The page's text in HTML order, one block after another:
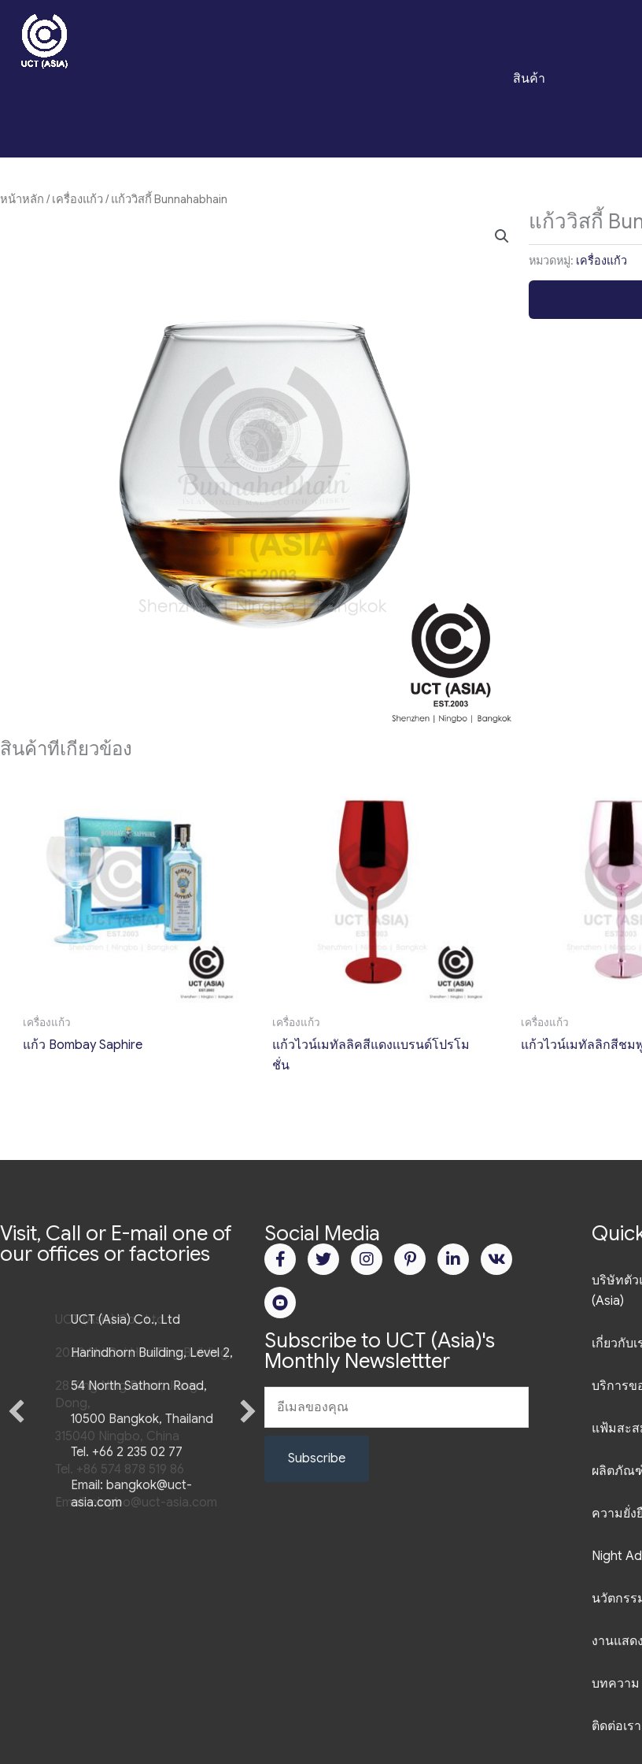
content
สินค้า
หน้าหลัก /เครื่องแก้ว / แก้ววิสกี้ Bunnahabhain
แก้ววิสกี้
หมวดหมู่: เครื่องแก้ว
สินค้าที่เกี่ยวข้อง
เครื่องแก้ว
แก้ว Bombay Saphire
เครื่องแก้ว
แก้วไวน์เมทัลลิคสีแดงเเบรนด์โปรโม
ชั่น
เครื่องแก้ว
แก้วไวน์เมทัลลิกสีชม
Visit, Call or E-mail one of
our offices or factories
UCT (Asia) Co., Ltd
Harindhorn Building, Level 2,
54 North Sathorn Road,
10500 Bangkok, Thailand
Tel. +66 2 235 02 77
Email: bangkok@uct-
asia.com
UCT (Asia) Co., Ltd
2020 Shi Dai Hua Ting Building
28 Xing Ning Road, Jiang
Dong,
315040 Ningbo, China
Tel. +86 574 878 519 86
Email:ningbo@uct-asia.com
Social Media
Subscribe to UCT (Asia)'s
Monthly Newslettter
Subscribe
บริษัทตัว
(Asia)
เกี่ยวกับเ
บริการข
แฟ้มสะ
ผลิตภัณ
ความยั่ง
Night
นวัตกรร
งานแสด
บทความ
ติดต่อเรา